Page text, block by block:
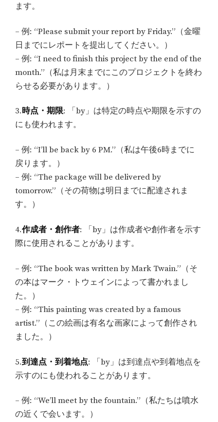
ます。
– 例: “Please submit your report by Friday.”（金曜
日までにレポートを提出してください。）
– 例: “I need to finish this project by the end of the
month.”（私は月末までにこのプロジェクトを終わ
らせる必要があります。）
3.時点・期限: 「by」は特定の時点や期限を示すの
にも使われます。
– 例: “I’ll be back by 6 PM.”（私は午後6時までに
戻ります。）
– 例: “The package will be delivered by
tomorrow.”（その荷物は明日までに配達されま
す。）
4.作成者・創作者: 「by」は作成者や創作者を示す
際に使用されることがあります。
– 例: “The book was written by Mark Twain.”（そ
の本はマーク・トウェインによって書かれまし
た。）
– 例: “This painting was created by a famous
artist.”（この絵画は有名な画家によって創作され
ました。）
5.到達点・到着地点: 「by」は到達点や到着地点を
示すのにも使われることがあります。
– 例: “We’ll meet by the fountain.”（私たちは噴水
の近くで会います。）